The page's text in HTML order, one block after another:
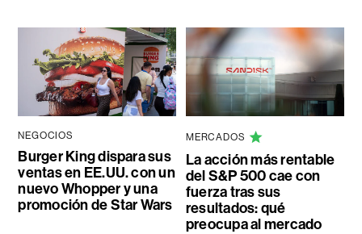
NEGOCIOS
Burger King dispara sus
ventas en EE.UU. con un
nuevo Whopper y una
promoción de Star Wars
MERCADOS
La acción más rentable
del S&P 500 cae con
fuerza tras sus
resultados: qué
preocupa al mercado